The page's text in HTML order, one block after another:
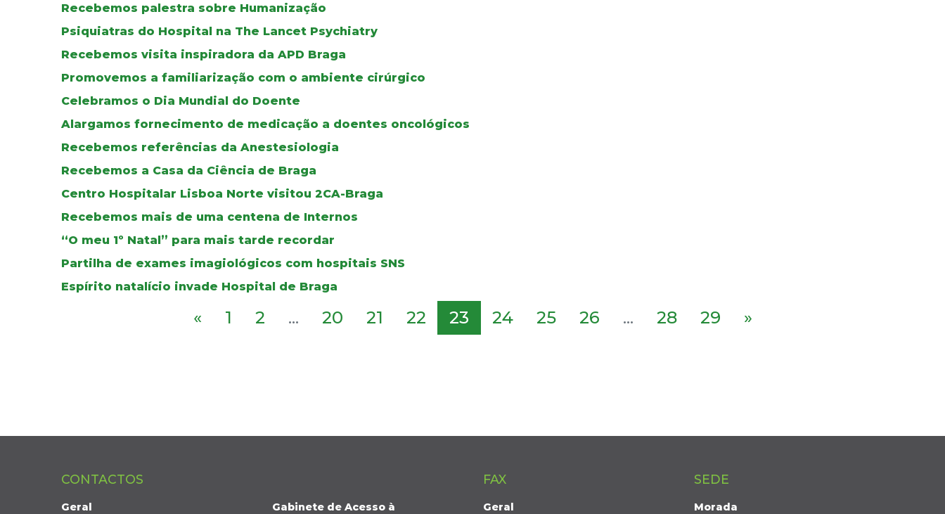
Recebemos palestra sobre Humanização
Psiquiatras do Hospital na The Lancet Psychiatry
Recebemos visita inspiradora da APD Braga
Promovemos a familiarização com o ambiente cirúrgico
Celebramos o Dia Mundial do Doente
Alargamos fornecimento de medicação a doentes oncológicos
Recebemos referências da Anestesiologia
Recebemos a Casa da Ciência de Braga
Centro Hospitalar Lisboa Norte visitou 2CA-Braga
Recebemos mais de uma centena de Internos
“O meu 1º Natal” para mais tarde recordar
Partilha de exames imagiológicos com hospitais SNS
Espírito natalício invade Hospital de Braga
« 1 2 ... 20 21 22 23 24 25 26 ... 28 29 »
CONTACTOS
Geral
Gabinete de Acesso à
FAX
Geral
SEDE
Morada